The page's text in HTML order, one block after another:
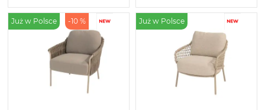
Już w Polsce -10 % Już w Polsce